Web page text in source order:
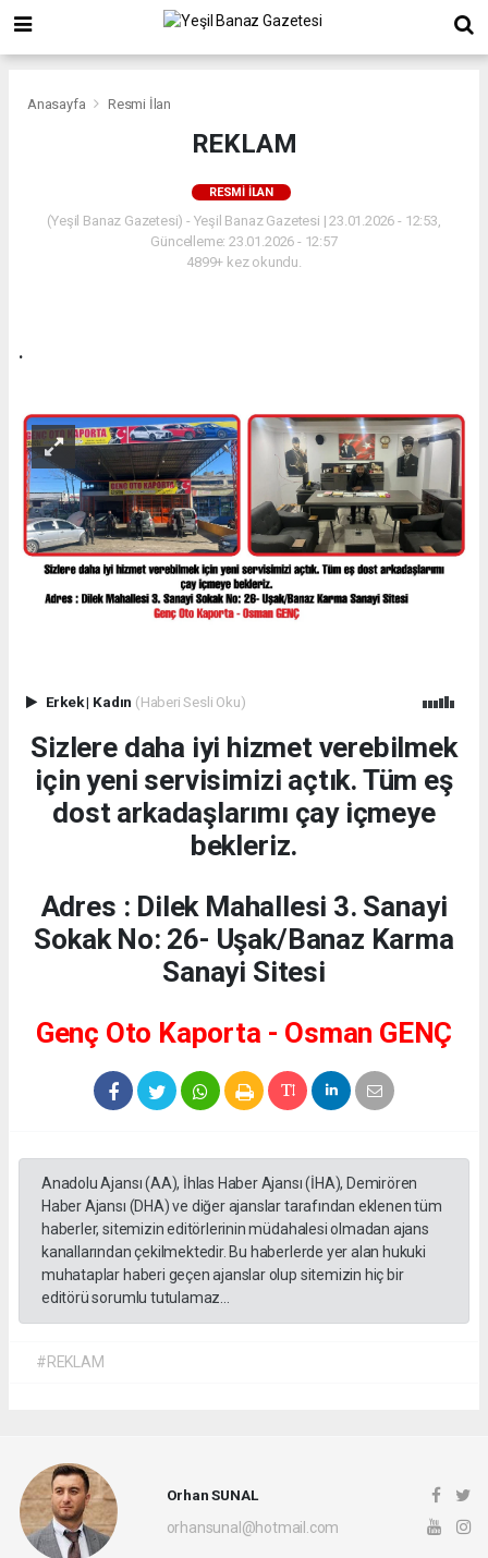
Anasayfa Resmi İlan
REKLAM
RESMI İLAN
(Yeşil Banaz Gazetesi) - Yeşil Banaz Gazetesi | 23.01.2026 - 12:53,
Güncelleme: 23.01.2026 - 12:57
4899+ kez okundu.
.
Erkek| Kadın (Haberi Sesli Oku)
Sizlere daha iyi hizmet verebilmek
için yeni servisimizi açtık. Tüm eş
dost arkadaşlarımı çay içmeye
bekleriz.
Adres : Dilek Mahallesi 3. Sanayi
Sokak No: 26- Uşak/Banaz Karma
Sanayi Sitesi
Genç Oto Kaporta - Osman GENÇ
Anadolu Ajansı (AA), İhlas Haber Ajansı (İHA), Demirören
Haber Ajansı (DHA) ve diğer ajanslar tarafından eklenen tüm
haberler, sitemizin editörlerinin müdahalesi olmadan ajans
kanallarından çekilmektedir. Bu haberlerde yer alan hukuki
muhataplar haberi geçen ajanslar olup sitemizin hiç bir
editörü sorumlu tutulamaz...
#REKLAM
Orhan SUNAL
orhansunal@hotmail.com